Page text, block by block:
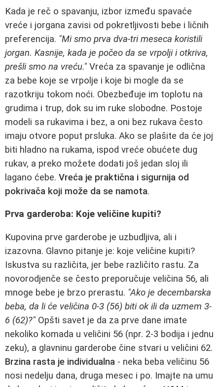
Kada je reč o spavanju, izbor između spavaće
vreće i jorgana zavisi od pokretljivosti bebe i ličnih
preferencija. "Mi smo prva dva-tri meseca koristili
jorgan. Kasnije, kada je počeo da se vrpolji i otkriva,
prešli smo na vreću." Vreća za spavanje je odlična
za bebe koje se vrpolje i koje bi mogle da se
razotkriju tokom noći. Obezbeđuje im toplotu na
grudima i trup, dok su im ruke slobodne. Postoje
modeli sa rukavima i bez, a oni bez rukava često
imaju otvore poput prsluka. Ako se plašite da će joj
biti hladno na rukama, ispod vreće obućete dug
rukav, a preko možete dodati još jedan sloj ili
lagano ćebe. Vreća je praktična i sigurnija od
pokrivača koji može da se namota.
Prva garderoba: Koje veličine kupiti?
Kupovina prve garderobe je uzbudljiva, ali i
izazovna. Glavno pitanje je: koje veličine kupiti?
Iskustva su različita, jer bebe različito rastu. Za
novorodjenče se često preporučuje veličina 56, ali
mnoge bebe je brzo prerastu. "Ako je decembarska
beba, da li će veličina 0-3 (56) biti ok ili da uzmem 3-
6 (62)?" Opšti savet je da za prve dane imate
nekoliko komada u veličini 56 (npr. 2-3 bodija i jednu
zeku), a glavninu garderobe čine stvari u veličini 62.
Brzina rasta je individualna - neka beba veličinu 56
nosi nedelju dana, druga mesec i po. Imajte na umu